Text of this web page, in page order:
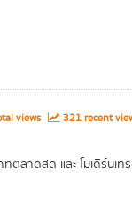
views 321 recent
ลาดสด และ โมเดิร์นเ